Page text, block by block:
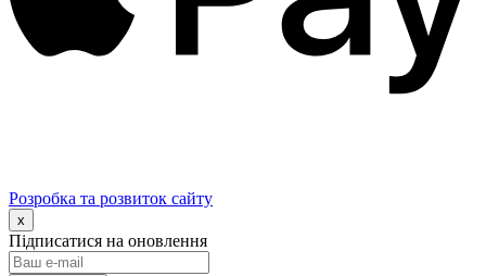
Розробка та розвиток сайту
x
Підписатися на оновлення